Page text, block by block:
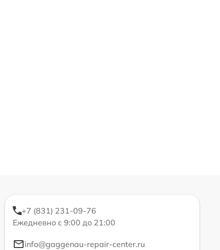
+7 (831) 231-09-76
Ежедневно с 9:00 до 21:00
info@gaggenau-repair-center.ru